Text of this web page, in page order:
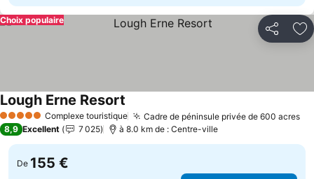
Partager
Choix populaire
5 Étoiles Complexe touristique Cadre de péninsule privée de 600 acres
Lough Erne Resort
8,9 Excellent 7 025 à 8.0 km de : Centre-ville
De 155 €